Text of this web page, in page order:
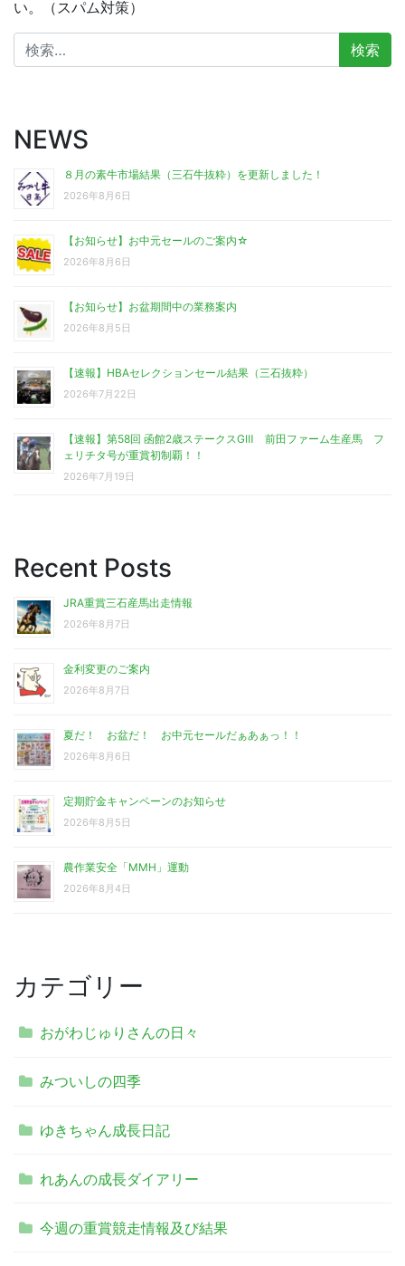
い。（スパム対策）
検
索:
NEWS
８月の素牛市場結果（三石牛抜粋）を更新しました！
2026年8月6日
【お知らせ】お中元セールのご案内☆
2026年8月6日
【お知らせ】お盆期間中の業務案内
2026年8月5日
【速報】HBAセレクションセール結果（三石抜粋）
2026年7月22日
【速報】第58回 函館2歳ステークスGⅢ 前田ファーム生産馬 フ
ェリチタ号が重賞初制覇！！
2026年7月19日
Recent Posts
JRA重賞三石産馬出走情報
2026年8月7日
金利変更のご案内
2026年8月7日
夏だ！ お盆だ！ お中元セールだぁあぁっ！！
2026年8月6日
定期貯金キャンペーンのお知らせ
2026年8月5日
農作業安全「MMH」運動
2026年8月4日
カテゴリー
おがわじゅりさんの日々
みついしの四季
ゆきちゃん成長日記
れあんの成長ダイアリー
今週の重賞競走情報及び結果